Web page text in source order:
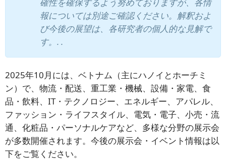
報については別途ご確認ください。解釈およ
び今後の展望は、各研究者の個人的な見解で
す。. .
2025年10月には、ベトナム（主にハノイとホーチミ
ン）で、物流・配送、重工業・機械、設備・家電、食
品・飲料、IT・テクノロジー、エネルギー、アパレル、
ファッション・ライフスタイル、電気・電子、小売・流
通、化粧品・パーソナルケアなど、多様な分野の展示会
が多数開催されます。今後の展示会・イベント情報は以
下をご覧ください。